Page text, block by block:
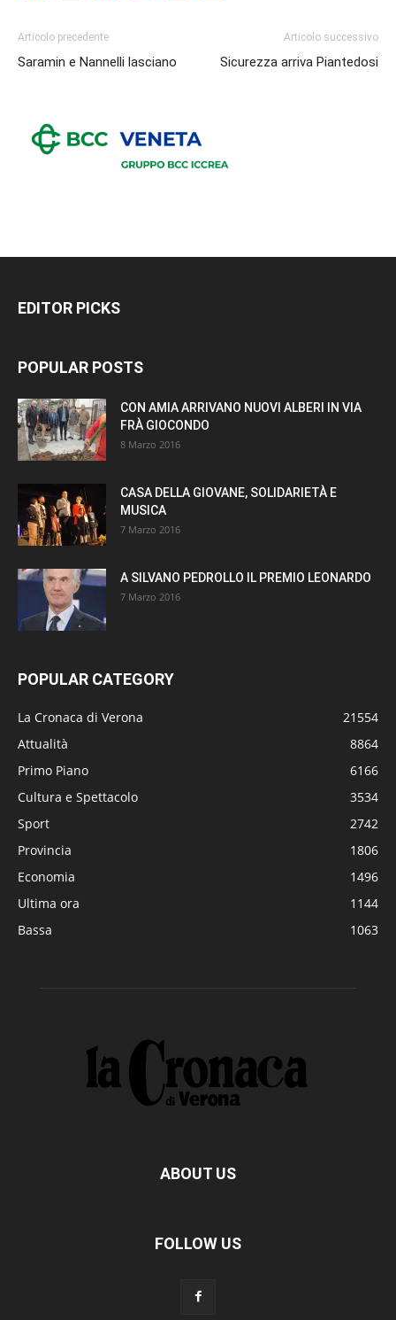
Articolo precedente
Saramin e Nannelli lasciano
Articolo successivo
Sicurezza arriva Piantedosi
EDITOR PICKS
POPULAR POSTS
CON AMIA ARRIVANO NUOVI ALBERI IN VIA
FRÀ GIOCONDO
8 Marzo 2016
CASA DELLA GIOVANE, SOLIDARIETÀ E
MUSICA
7 Marzo 2016
A SILVANO PEDROLLO IL PREMIO LEONARDO
7 Marzo 2016
POPULAR CATEGORY
La Cronaca di Verona
21554
Attualità
8864
Primo Piano
6166
Cultura e Spettacolo
3534
Sport
2742
Provincia
1806
Economia
1496
Ultima ora
1144
Bassa
1063
ABOUT US
FOLLOW US